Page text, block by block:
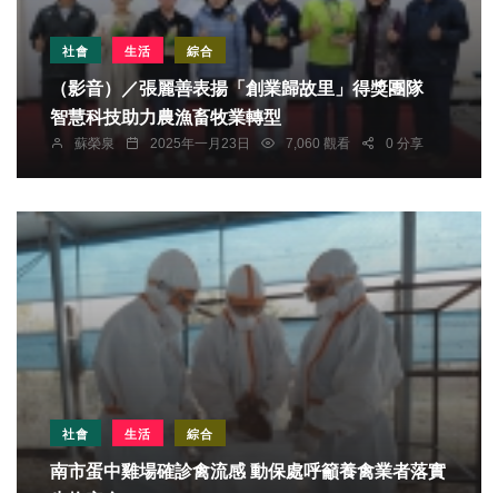
社會 生活 綜合
（影音）／張麗善表揚「創業歸故里」得獎團隊
智慧科技助力農漁畜牧業轉型
蘇榮泉 2025年一月23日 7,060 觀看 0 分享
社會 生活 綜合
南市蛋中雞場確診禽流感 動保處呼籲養禽業者落實